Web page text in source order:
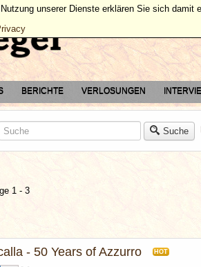
BERICHTE VERLOSUNGEN
Suche
1 - 3
- 50 Years of Azzurro HOT
unserer Dienste erklären Sie sich